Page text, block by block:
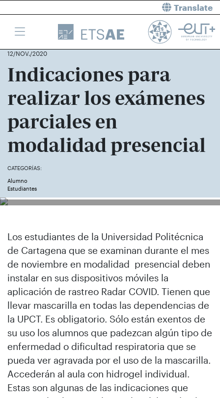
Translate
12/NOV./2020
Indicaciones para
realizar los exámenes
parciales en
modalidad presencial
CATEGORÍAS:
Alumno
Estudiantes
Los estudiantes de la Universidad Politécnica
de Cartagena que se examinan durante el mes
de noviembre en modalidad presencial deben
instalar en sus dispositivos móviles la
aplicación de rastreo Radar COVID. Tienen que
llevar mascarilla en todas las dependencias de
la UPCT. Es obligatorio. Sólo están exentos de
su uso los alumnos que padezcan algún tipo de
enfermedad o dificultad respiratoria que se
pueda ver agravada por el uso de la mascarilla.
Accederán al aula con hidrogel individual.
Estas son algunas de las indicaciones que